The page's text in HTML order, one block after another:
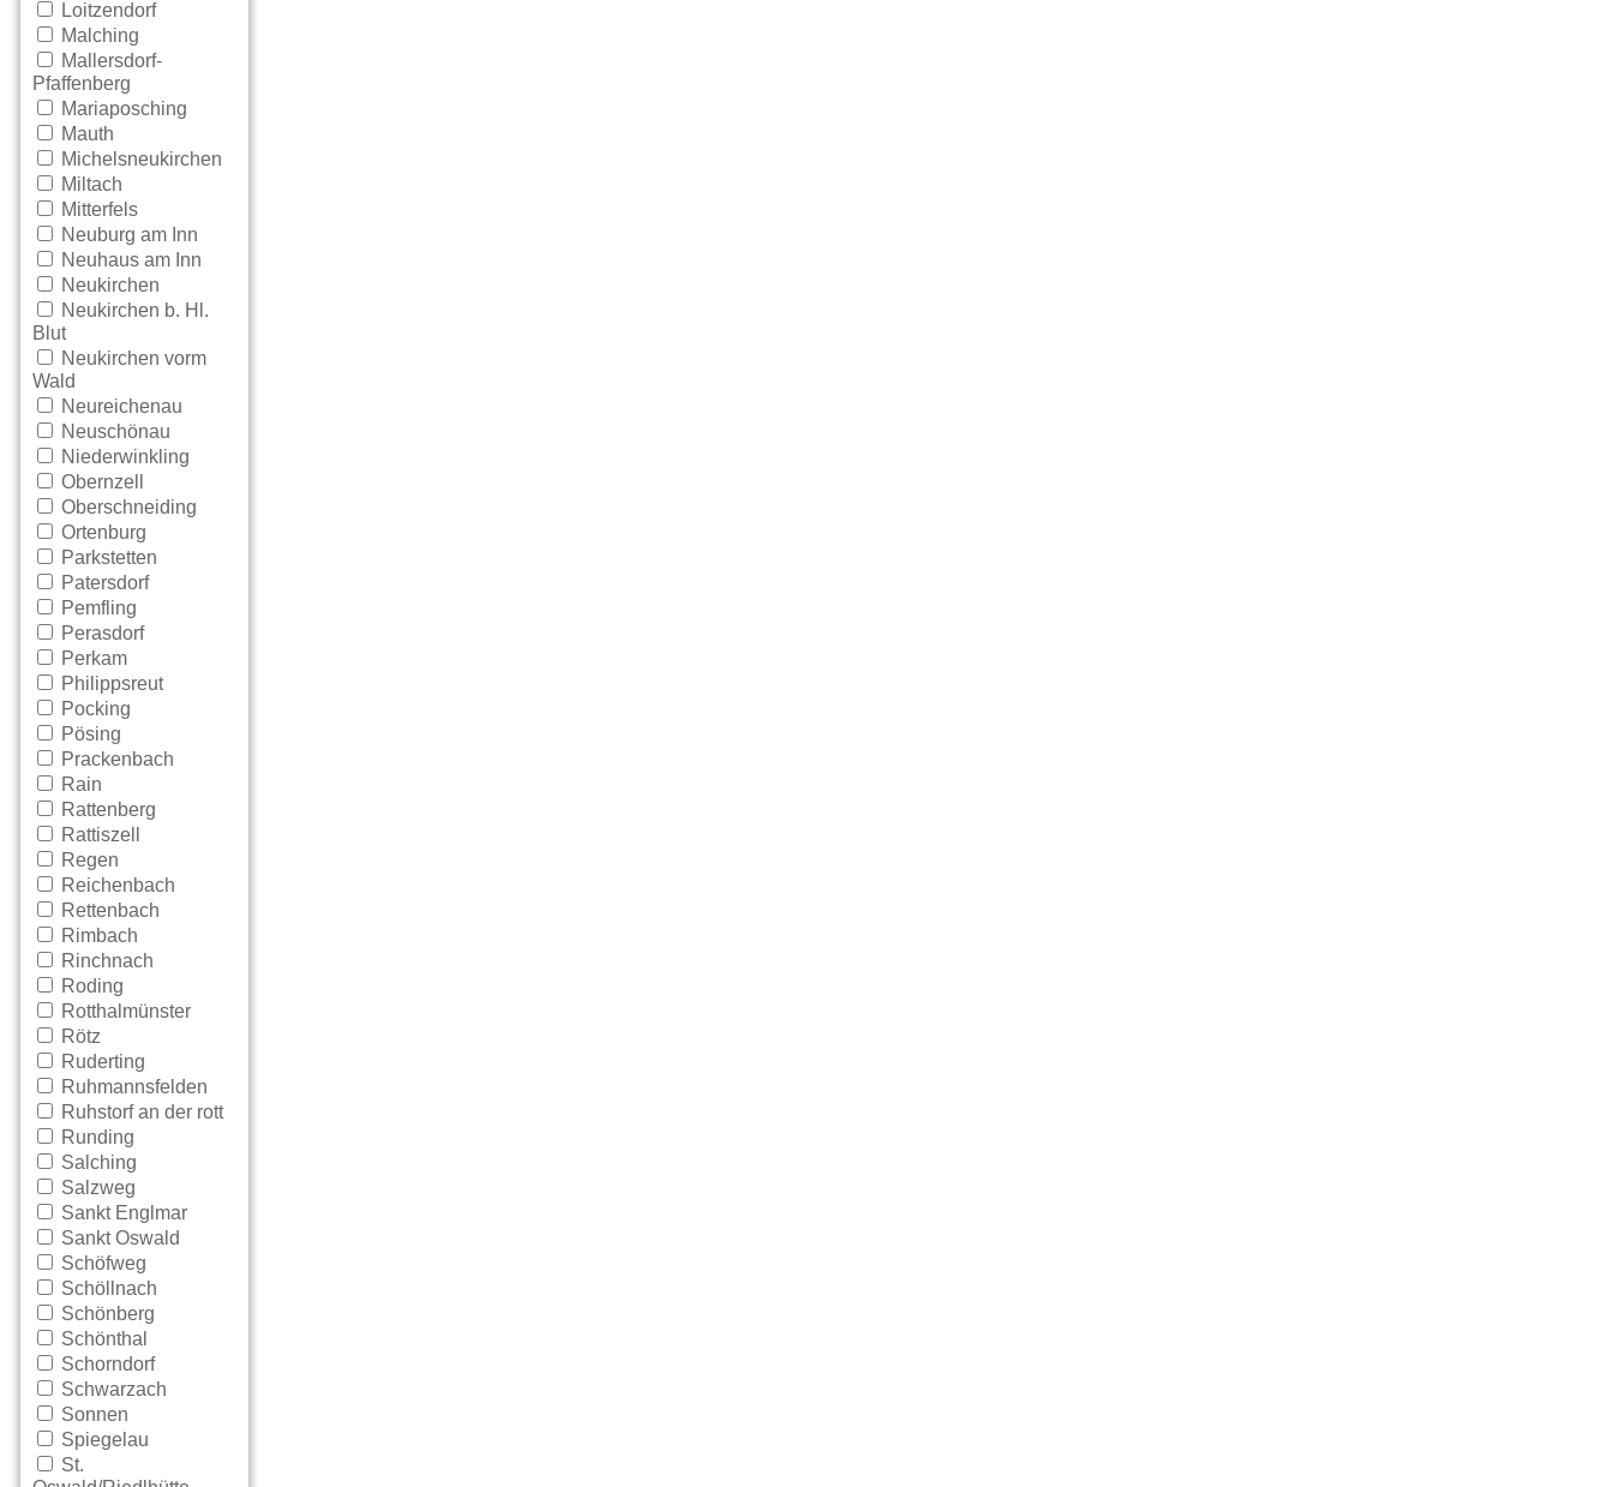
Loitzendorf
Malching
Mallersdorf-
Pfaffenberg
Mariaposching
Mauth
Michelsneukirchen
Miltach
Mitterfels
Neuburg am Inn
Neuhaus am Inn
Neukirchen
Neukirchen b. Hl.
Blut
Neukirchen vorm
Wald
Neureichenau
Neuschönau
Niederwinkling
Obernzell
Oberschneiding
Ortenburg
Parkstetten
Patersdorf
Pemfling
Perasdorf
Perkam
Philippsreut
Pocking
Pösing
Prackenbach
Rain
Rattenberg
Rattiszell
Regen
Reichenbach
Rettenbach
Rimbach
Rinchnach
Roding
Rotthalmünster
Rötz
Ruderting
Ruhmannsfelden
Ruhstorf an der rott
Runding
Salching
Salzweg
Sankt Englmar
Sankt Oswald
Schöfweg
Schöllnach
Schönberg
Schönthal
Schorndorf
Schwarzach
Sonnen
Spiegelau
St.